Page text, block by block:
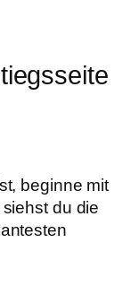
beginne mit
du die